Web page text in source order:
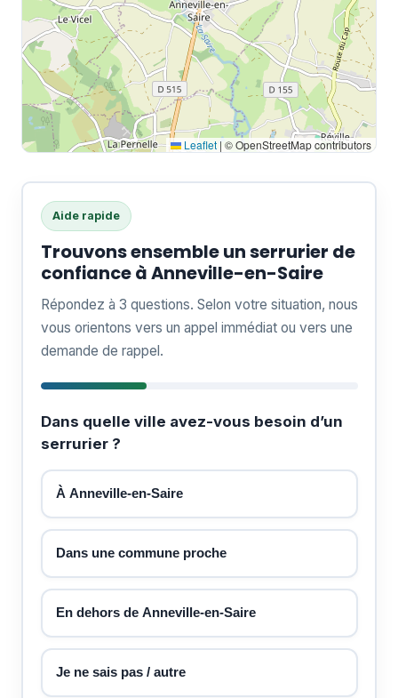
Leaflet | © OpenStreetMap contributors
Aide rapide
Trouvons ensemble un serrurier de
confiance à Anneville-en-Saire
Répondez à 3 questions. Selon votre situation, nous
vous orientons vers un appel immédiat ou vers une
demande de rappel.
Dans quelle ville avez-vous besoin d’un
serrurier ?
À Anneville-en-Saire
Dans une commune proche
En dehors de Anneville-en-Saire
Je ne sais pas / autre